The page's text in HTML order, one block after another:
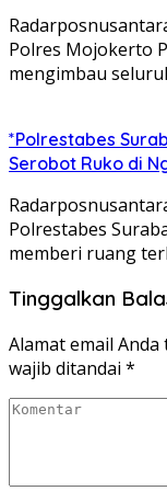
Polres Mojokerto
mengimbau
*Polrestabes
Serobot Ruko di
Polrestabes
memberi ruang
Tinggalkan
Alamat email
wajib ditandai *